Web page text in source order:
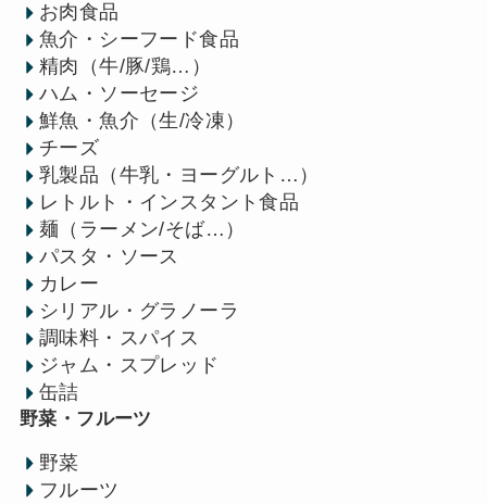
お肉食品
魚介・シーフード食品
精肉（牛/豚/鶏…）
ハム・ソーセージ
鮮魚・魚介（生/冷凍）
チーズ
乳製品（牛乳・ヨーグルト…）
レトルト・インスタント食品
麺（ラーメン/そば…）
パスタ・ソース
カレー
シリアル・グラノーラ
調味料・スパイス
ジャム・スプレッド
缶詰
野菜・フルーツ
野菜
フルーツ